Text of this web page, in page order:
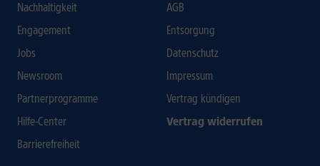
Nachhaltigkeit
Engagement
Jobs
Newsroom
Partnerprogramme
Hilfe-Center
Barrierefreiheit
AGB
Entsorgung
Datenschutz
Impressum
Vertrag kündigen
Vertrag widerrufen